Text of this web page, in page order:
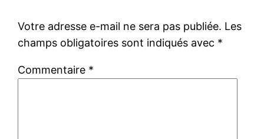
Votre adresse e-mail ne sera pas publiée. Les
champs obligatoires sont indiqués avec *
Commentaire *